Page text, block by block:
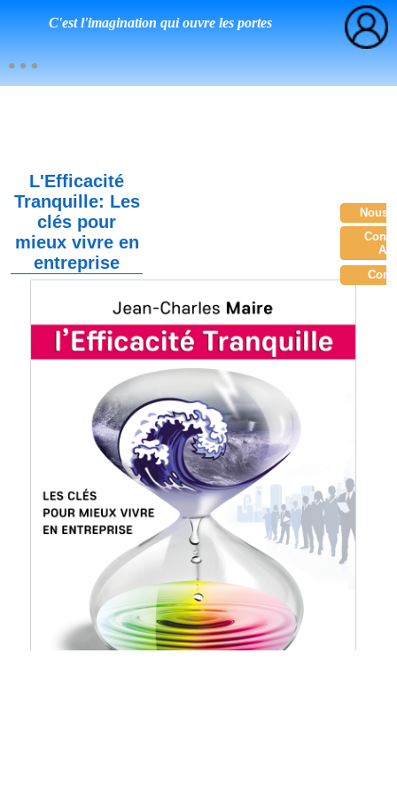
C'est l'imagination qui ouvre les portes
L'Efficacité
Tranquille: Les
clés pour
mieux vivre en
entreprise
Nous